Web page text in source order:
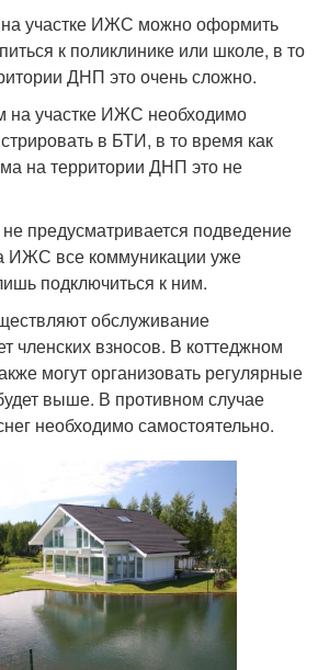
участке ИЖС можно оформить
к поликлинике или школе, в то
ДНП это очень сложно.
на участке ИЖС необходимо
в БТИ, в то время как
на территории ДНП это не
предусматривается подведение
ИЖС все коммуникации уже
подключиться к ним.
обслуживание
членских взносов. В коттеджном
могут организовать регулярные
выше. В противном случае
необходимо самостоятельно.